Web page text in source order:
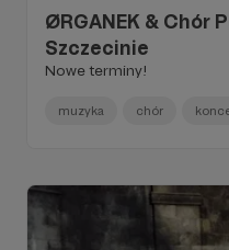
ØRGANEK & Chór
Szczecinie
Nowe terminy!
muzyka chór